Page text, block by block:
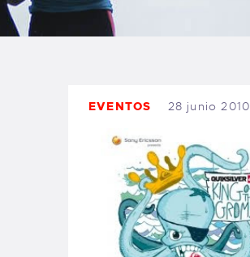
TIENDA FAMILY SURFERS
WEBCAM SALINAS
EVENTOS 28 junio 2010